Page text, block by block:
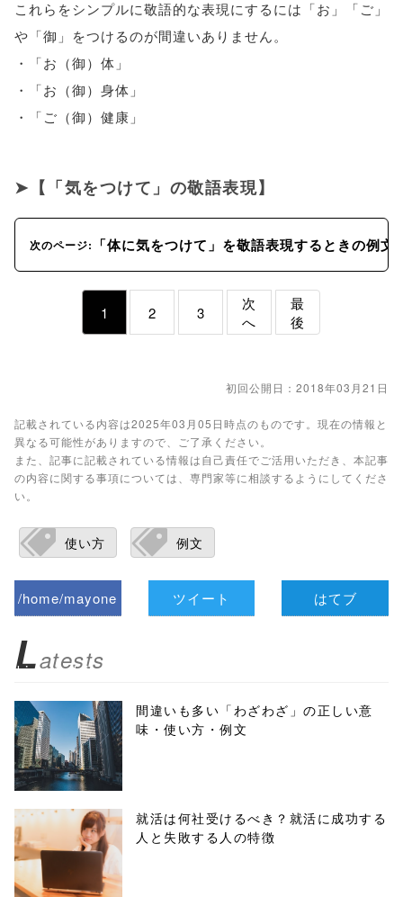
これらをシンプルに敬語的な表現にするには「お」「ご」
や「御」をつけるのが間違いありません。
・「お（御）体」
・「お（御）身体」
・「ご（御）健康」
【「気をつけて」の敬語表現】
次のページ: 「体に気をつけて」を敬語表現するときの例文
1 2 3
次
へ
最
後
初回公開日：2018年03月21日
記載されている内容は2025年03月05日時点のものです。現在の情報と
異なる可能性がありますので、ご了承ください。
また、記事に記載されている情報は自己責任でご活用いただき、本記事
の内容に関する事項については、専門家等に相談するようにしてくださ
い。
使い方 例文
/home/mayone
biz.jp/public_ht
ml/wp-
content/themes
/tapbiz_theme/
parts/sns-
buttons.php on
line10
ツイート はてブ
Latests
間違いも多い「わざわざ」の正しい意
味・使い方・例文
就活は何社受けるべき？就活に成功する
人と失敗する人の特徴